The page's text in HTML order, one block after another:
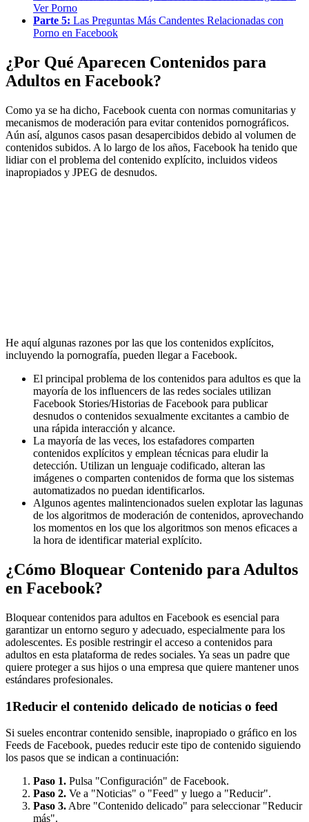
Ver Porno
Parte 5: Las Preguntas Más Candentes Relacionadas con
Porno en Facebook
¿Por Qué Aparecen Contenidos para
Adultos en Facebook?
Como ya se ha dicho, Facebook cuenta con normas comunitarias y
mecanismos de moderación para evitar contenidos pornográficos.
Aún así, algunos casos pasan desapercibidos debido al volumen de
contenidos subidos. A lo largo de los años, Facebook ha tenido que
lidiar con el problema del contenido explícito, incluidos videos
inapropiados y JPEG de desnudos.
He aquí algunas razones por las que los contenidos explícitos,
incluyendo la pornografía, pueden llegar a Facebook.
El principal problema de los contenidos para adultos es que la
mayoría de los influencers de las redes sociales utilizan
Facebook Stories/Historias de Facebook para publicar
desnudos o contenidos sexualmente excitantes a cambio de
una rápida interacción y alcance.
La mayoría de las veces, los estafadores comparten
contenidos explícitos y emplean técnicas para eludir la
detección. Utilizan un lenguaje codificado, alteran las
imágenes o comparten contenidos de forma que los sistemas
automatizados no puedan identificarlos.
Algunos agentes malintencionados suelen explotar las lagunas
de los algoritmos de moderación de contenidos, aprovechando
los momentos en los que los algoritmos son menos eficaces a
la hora de identificar material explícito.
¿Cómo Bloquear Contenido para Adultos
en Facebook?
Bloquear contenidos para adultos en Facebook es esencial para
garantizar un entorno seguro y adecuado, especialmente para los
adolescentes. Es posible restringir el acceso a contenidos para
adultos en esta plataforma de redes sociales. Ya seas un padre que
quiere proteger a sus hijos o una empresa que quiere mantener unos
estándares profesionales.
1Reducir el contenido delicado de noticias o feed
Si sueles encontrar contenido sensible, inapropiado o gráfico en los
Feeds de Facebook, puedes reducir este tipo de contenido siguiendo
los pasos que se indican a continuación:
Paso 1. Pulsa "Configuración" de Facebook.
Paso 2. Ve a "Noticias" o "Feed" y luego a "Reducir".
Paso 3. Abre "Contenido delicado" para seleccionar "Reducir
más".